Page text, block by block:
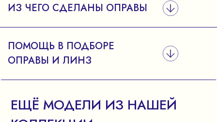
ИЗ ЧЕГО СДЕЛАНЫ ОПРАВЫ
ПОМОЩЬ В ПОДБОРЕ
ОПРАВЫ И ЛИНЗ
ЕЩЁ МОДЕЛИ ИЗ НАШЕЙ